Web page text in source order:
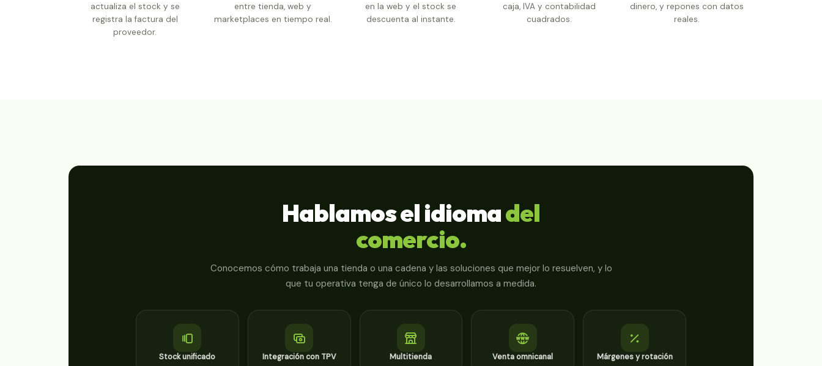
actualiza el stock y se
registra la factura del
proveedor.
entre tienda, web y
marketplaces en tiempo real.
en la web y el stock se
descuenta al instante.
caja, IVA y contabilidad
cuadrados.
dinero, y repones con datos
reales.
Hablamos el idiomadel
comercio.
Conocemos cómo trabaja una tienda o una cadena y las soluciones que mejor lo resuelven, y lo
que tu operativa tenga de único lo desarrollamos a medida.
Stock unificado Integración con TPV Multitienda Venta omnicanal Márgenes y rotación